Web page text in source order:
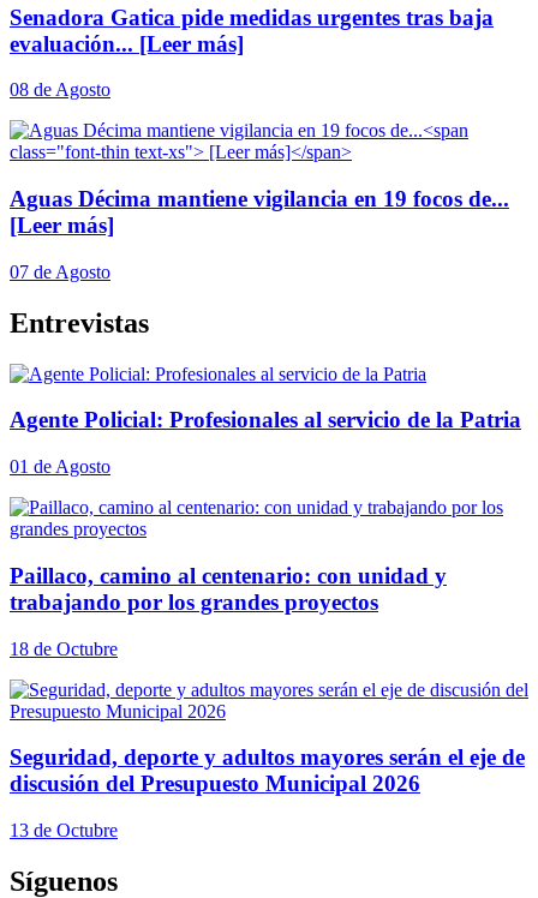
Senadora Gatica pide medidas urgentes tras baja
evaluación... [Leer más]
08 de Agosto
Aguas Décima mantiene vigilancia en 19 focos de...
[Leer más]
07 de Agosto
Entrevistas
Agente Policial: Profesionales al servicio de la Patria
01 de Agosto
Paillaco, camino al centenario: con unidad y
trabajando por los grandes proyectos
18 de Octubre
Seguridad, deporte y adultos mayores serán el eje de
discusión del Presupuesto Municipal 2026
13 de Octubre
Síguenos